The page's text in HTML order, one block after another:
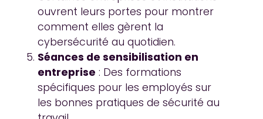
ouvrent leurs portes pour montrer
comment elles gèrent la
cybersécurité au quotidien.
Séances de sensibilisation en
entreprise : Des formations
spécifiques pour les employés sur
les bonnes pratiques de sécurité au